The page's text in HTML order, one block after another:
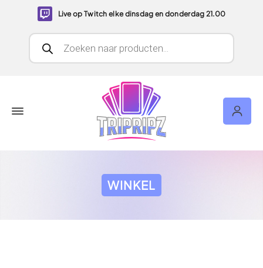
Live op Twitch elke dinsdag en donderdag 21.00
Producten zoeken
WINKEL